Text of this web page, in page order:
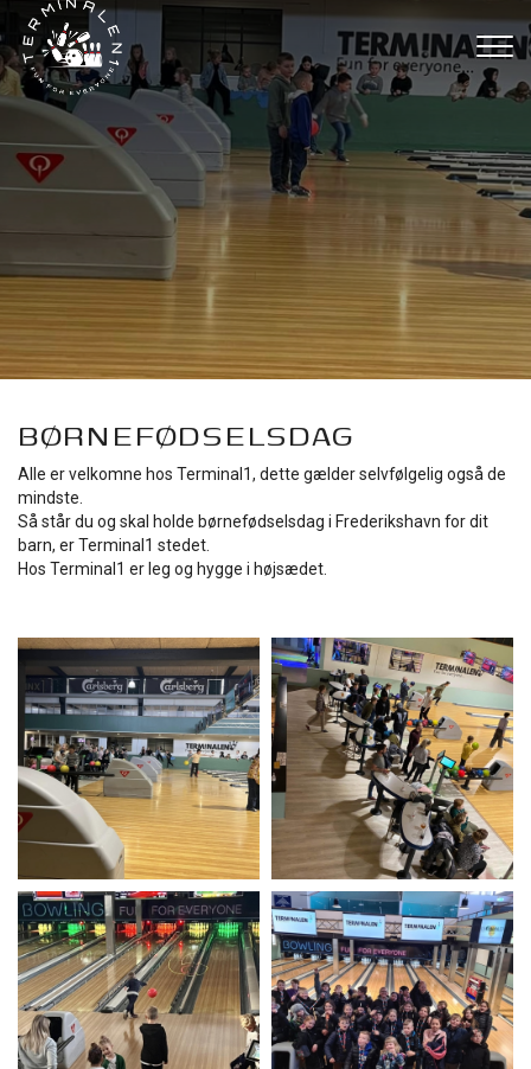
til
hovedindhold
BØRNEFØDSELSDAG
Alle er velkomne hos Terminal1, dette gælder selvfølgelig også de
mindste.
Så står du og skal holde børnefødselsdag i Frederikshavn for dit
barn, er Terminal1 stedet.
Hos Terminal1 er leg og hygge i højsædet.